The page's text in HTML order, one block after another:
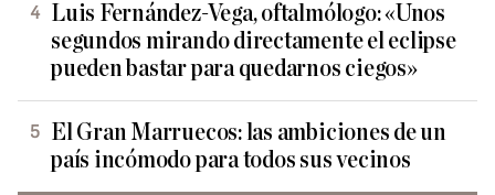
Luis Fernández-Vega, oftalmólogo: «Unos
segundos mirando directamente el eclipse
pueden bastar para quedarnos ciegos»
El Gran Marruecos: las ambiciones de un
país incómodo para todos sus vecinos